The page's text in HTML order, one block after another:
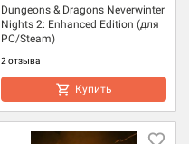
Dungeons & Dragons Neverwinter
Nights 2: Enhanced Edition (для
PC/Steam)
2 отзыва
Купить